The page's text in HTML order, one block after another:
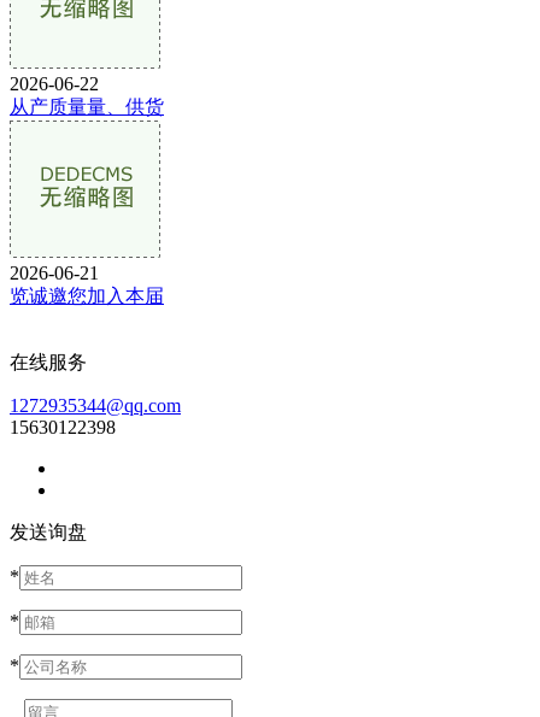
2026-06-22
从产质量量、供货
2026-06-21
览诚邀您加入本届
在线服务
1272935344@qq.com
15630122398
发送询盘
*
*
*